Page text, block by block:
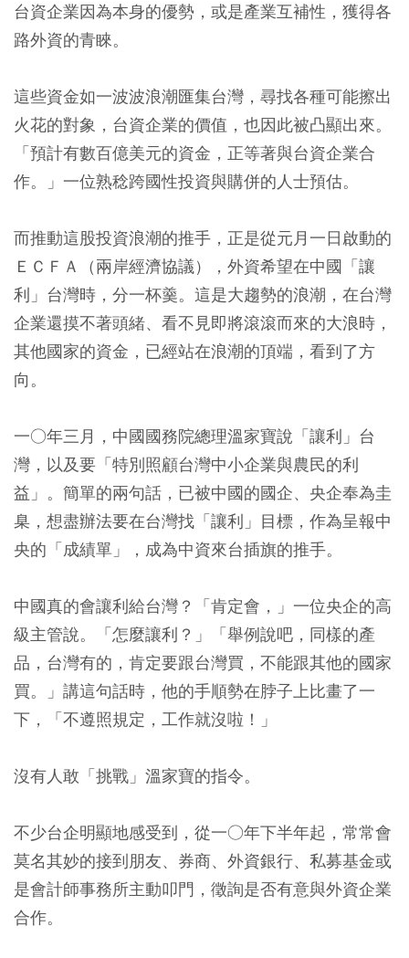
台資企業因為本身的優勢，或是產業互補性，獲得各
路外資的青睞。
這些資金如一波波浪潮匯集台灣，尋找各種可能擦出
火花的對象，台資企業的價值，也因此被凸顯出來。
「預計有數百億美元的資金，正等著與台資企業合
作。」一位熟稔跨國性投資與購併的人士預估。
而推動這股投資浪潮的推手，正是從元月一日啟動的
ＥＣＦＡ（兩岸經濟協議），外資希望在中國「讓
利」台灣時，分一杯羹。這是大趨勢的浪潮，在台灣
企業還摸不著頭緒、看不見即將滾滾而來的大浪時，
其他國家的資金，已經站在浪潮的頂端，看到了方
向。
一○年三月，中國國務院總理溫家寶說「讓利」台
灣，以及要「特別照顧台灣中小企業與農民的利
益」。簡單的兩句話，已被中國的國企、央企奉為圭
臬，想盡辦法要在台灣找「讓利」目標，作為呈報中
央的「成績單」，成為中資來台插旗的推手。
中國真的會讓利給台灣？「肯定會，」一位央企的高
級主管說。「怎麼讓利？」「舉例說吧，同樣的產
品，台灣有的，肯定要跟台灣買，不能跟其他的國家
買。」講這句話時，他的手順勢在脖子上比畫了一
下，「不遵照規定，工作就沒啦！」
沒有人敢「挑戰」溫家寶的指令。
不少台企明顯地感受到，從一○年下半年起，常常會
莫名其妙的接到朋友、券商、外資銀行、私募基金或
是會計師事務所主動叩門，徵詢是否有意與外資企業
合作。